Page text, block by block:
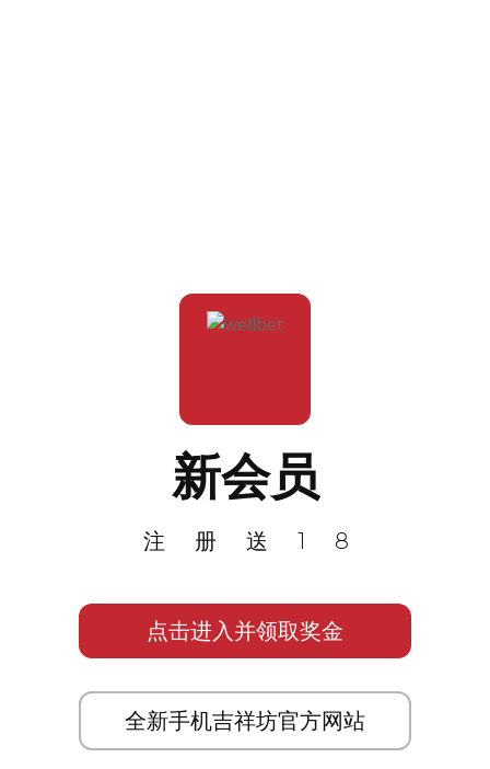
新会员
注册送18
点击进入并领取奖金
全新手机吉祥坊官方网站